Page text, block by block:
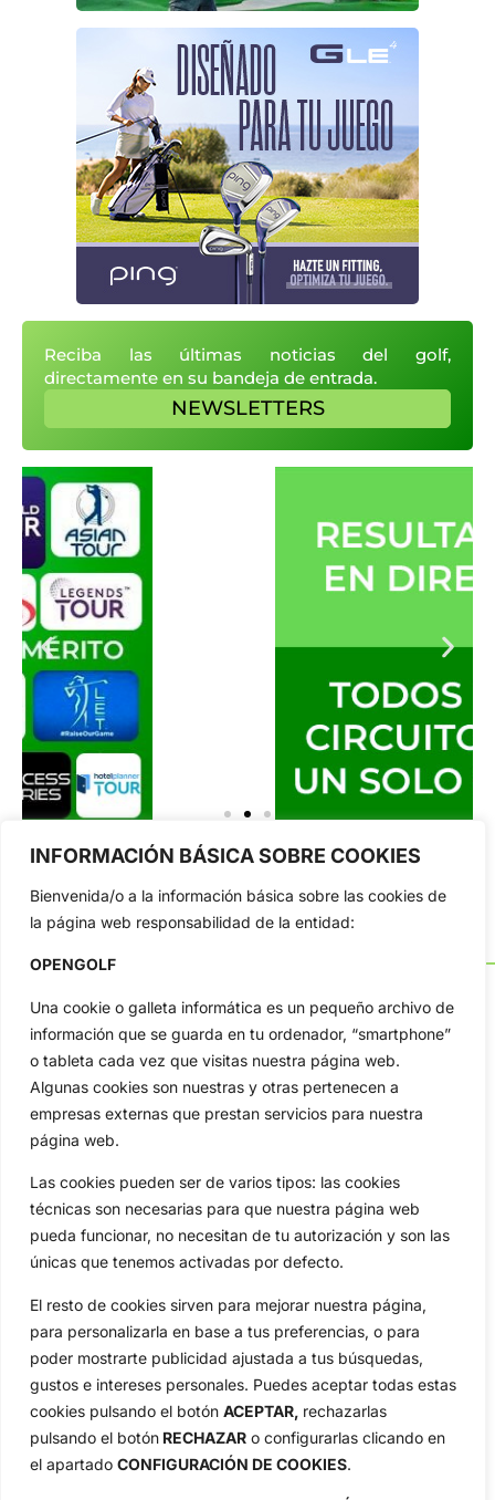
INFORMACIÓN BÁSICA SOBRE COOKIES
Bienvenida/o a la información básica sobre las cookies de
la página web responsabilidad de la entidad:
OPENGOLF
Una cookie o galleta informática es un pequeño archivo de
información que se guarda en tu ordenador, “smartphone”
o tableta cada vez que visitas nuestra página web.
Algunas cookies son nuestras y otras pertenecen a
empresas externas que prestan servicios para nuestra
página web.
Las cookies pueden ser de varios tipos: las cookies
técnicas son necesarias para que nuestra página web
pueda funcionar, no necesitan de tu autorización y son las
únicas que tenemos activadas por defecto.
El resto de cookies sirven para mejorar nuestra página,
para personalizarla en base a tus preferencias, o para
poder mostrarte publicidad ajustada a tus búsquedas,
gustos e intereses personales. Puedes aceptar todas estas
cookies pulsando el botón ACEPTAR, rechazarlas
pulsando el botón RECHAZAR o configurarlas clicando en
el apartado CONFIGURACIÓN DE COOKIES.
Reciba las últimas noticias del golf,
directamente en su bandeja de entrada.
NEWSLETTERS
OpenGolf ofrece toda la actualidad, información del golf
profesional y amateur, resultados en directo, vídeos, noticias,
Jon Rahm, LIV Golf, PGA Tour, Ryder Cup, DP World Tour, LPGA
Tour...
Inicio
Actualidad
Amateurs
Especiales
Jon Rahm
Ryder Cup
Reglas
De Interés
Compañía
Aviso Legal
Política de Privacidad
Política de Cookies
Publicidad